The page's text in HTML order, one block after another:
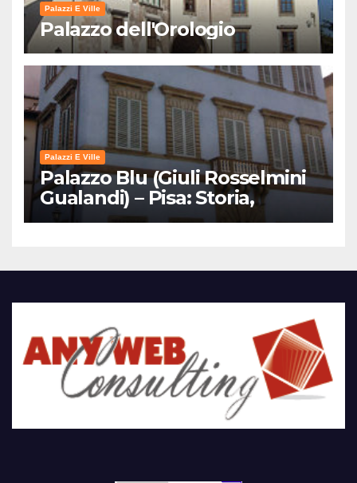
Palazzi E Ville
Palazzo dell'Orologio
Palazzi E Ville
Palazzo Blu (Giuli Rosselmini
Gualandi) – Pisa: Storia,
Mostre e Info Visita